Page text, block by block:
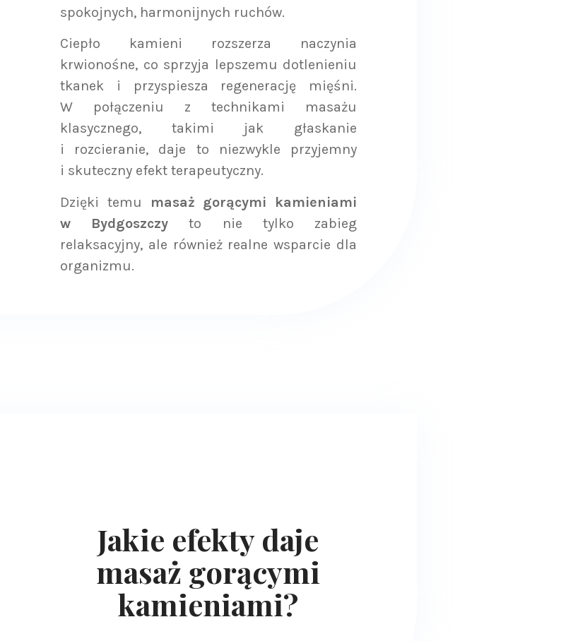
spokojnych, harmonijnych ruchów.
Ciepło kamieni rozszerza naczynia
krwionośne, co sprzyja lepszemu dotlenieniu
tkanek i przyspiesza regenerację mięśni.
W połączeniu z technikami masażu
klasycznego, takimi jak głaskanie
i rozcieranie, daje to niezwykle przyjemny
i skuteczny efekt terapeutyczny.
Dzięki temu
masaż gorącymi kamieniami
w Bydgoszczy to nie tylko zabieg
relaksacyjny, ale również realne wsparcie dla
organizmu.
Jakie efekty daje
masaż gorącymi
kamieniami?